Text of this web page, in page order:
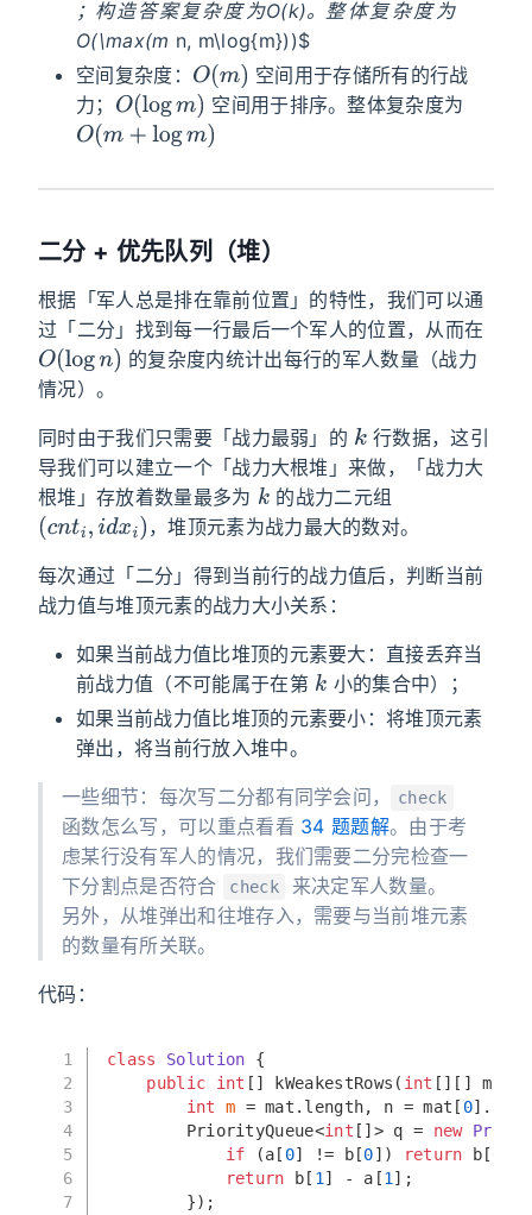
； 构造答案复杂度 为
； 构造答案复杂度为 O(k)。 整体复杂度 为
整体复杂度为
O(\max(m n, m\log{m}))$
空间复杂度： O(m)
空间用于存储所有的行战
力； O(logm)
空间用于排序。整体复杂度为
O(m+ logm)
二分 + 优先队列（堆）
根据「军人总是排在靠前位置」的特性，我们可以通
过「二分」找到每一行最后一个军人的位置，从而在
O(logn)
的复杂度内统计出每行的军人数量（战力
情况）。
同时由于我们只需要「战力最弱」的 k行数据，这引
导我们可以建立一个「战力大根堆」来做，「战力大
根堆」存放着数量最多为 k 的战力二元组
(cnti,i dxi) ，堆顶元素为战力最大的数对。
每次通过「二分」得到当前行的战力值后，判断当前
战力值与堆顶元素的战力大小关系：
如果当前战力值比堆顶的元素要大：直接丢弃当
前战力值（不可能属于在第 k 小的集合中）；
如果当前战力值比堆顶的元素要小：将堆顶元素
弹出，将当前行放入堆中。
一些细节：每次写二分都有同学会问， check
函数怎么写，可以重点看看 34 题题解。由于考
虑某行没有军人的情况，我们需要二分完检查一
下分割点是否符合
check
来决定军人数量。
另外，从堆弹出和往堆存入，需要与当前堆元素
的数量有所关联。
代码：
1
2
3
4
5
6
7
class Solution {
public
int [] kWeakestRows( int [][] mat,
int
m = mat.length, n = mat[ 0
        PriorityQueue<
int []> q = new
if (a[ 0] != b[0]) return b[
return b[ 1 ] - a[1 ];
        });